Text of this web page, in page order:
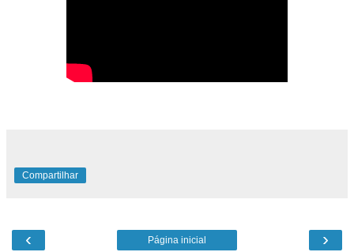
Compartilhar
‹ ›
Página inicial